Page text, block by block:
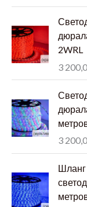
2WRL
3
3